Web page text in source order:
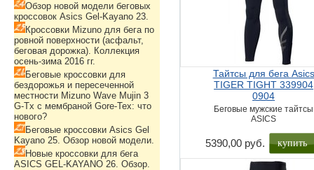
Тайтсы для бега Asics
TIGER TIGHT 339904
0904
Беговые мужские тайтсы
ASICS
5390,00 руб. купить
Обзор новой модели беговых
кроссовок Asics Gel-Kayano 23.
Кроссовки Mizuno для бега по
ровной поверхности (асфальт,
беговая дорожка). Коллекция
осень-зима 2016 гг.
Беговые кроссовки для
бездорожья и пересеченной
местности Mizuno Wave Mujin 3
G-Tx с мембраной Gore-Tex: что
нового?
Беговые кроссовки Asics Gel
Kayano 25. Обзор новой модели.
Новые кроссовки для бега
ASICS GEL-KAYANO 26. Обзор.